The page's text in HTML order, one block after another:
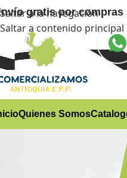
Saltar a la navegación
Saltar a contenido principal
gratispor compras
Quienes Somos